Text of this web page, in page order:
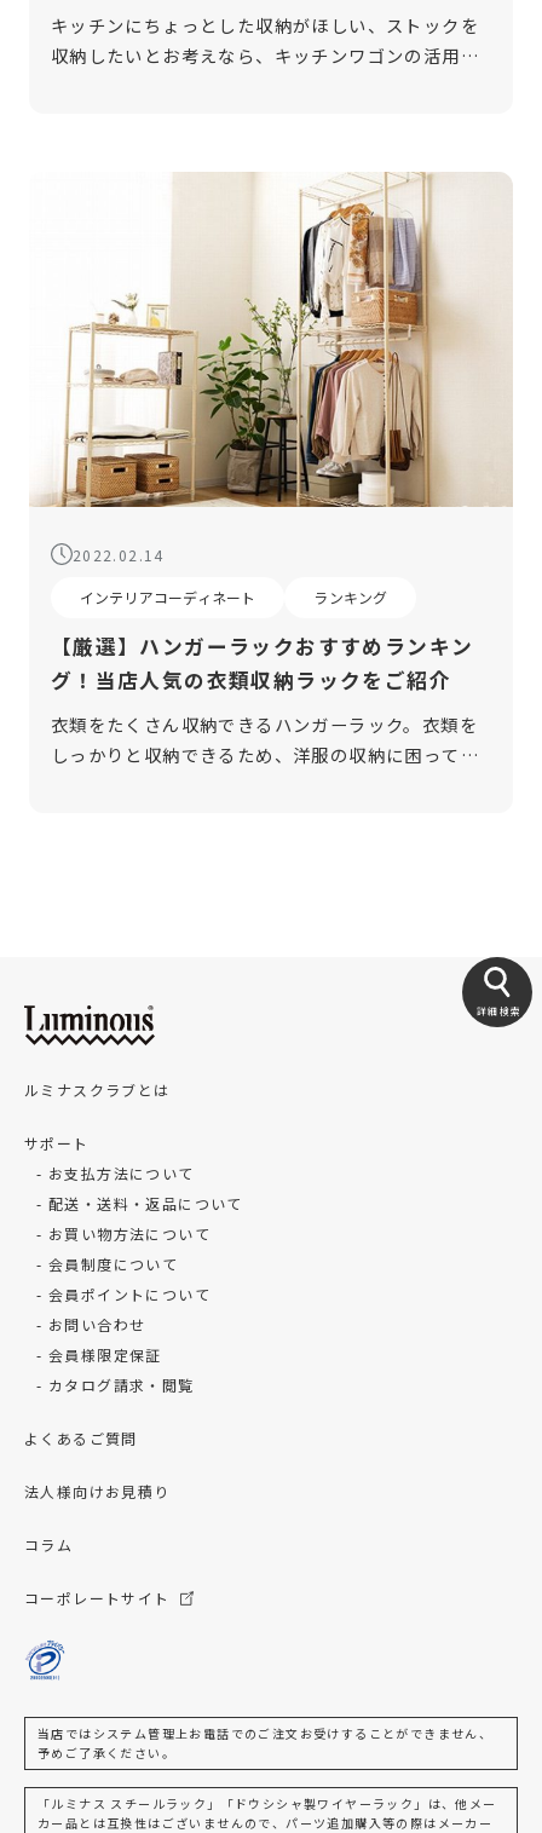
キッチンにちょっとした収納がほしい、ストックを
収納したいとお考えなら、キッチンワゴンの活用が
2022.02.14
インテリアコーディネート ランキング
【厳選】ハンガーラックおすすめランキン
グ！当店人気の衣類収納ラックをご紹介
衣類をたくさん収納できるハンガーラック。衣類を
しっかりと収納できるため、洋服の収納に困ってい
詳細検索
ルミナスクラブとは
サポート
お支払方法について
配送・送料・返品について
お買い物方法について
会員制度について
会員ポイントについて
お問い合わせ
会員様限定保証
カタログ請求・閲覧
よくあるご質問
法人様向けお見積り
コラム
コーポレートサイト
当店ではシステム管理上お電話でのご注文お受けすることができません、
予めご了承ください。
「ルミナス スチールラック」「ドウシシャ製ワイヤーラック」は、他メー
カー品とは互換性はございませんので、パーツ追加購入等の際はメーカー